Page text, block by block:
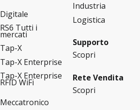
Digitale
RS6 Tutti i
mercati
Tap-X
Tap-X Enterprise
Tap-X Enterprise
RFID WiFi
Meccatronico
Industria
Logistica
Supporto
Scopri
Rete Vendita
Scopri